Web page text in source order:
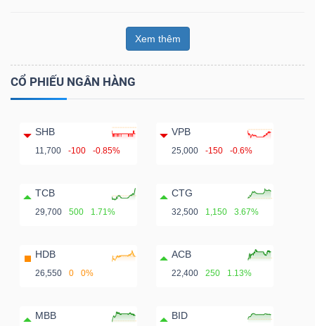
Xem thêm
CỔ PHIẾU NGÂN HÀNG
SHB
11,700 -100 -0.85%
VPB
25,000 -150 -0.6%
TCB
29,700 500 1.71%
CTG
32,500 1,150 3.67%
HDB
26,550 0 0%
ACB
22,400 250 1.13%
MBB BID